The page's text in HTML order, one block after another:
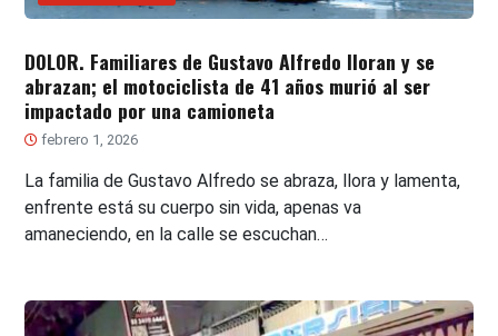
DOLOR. Familiares de Gustavo Alfredo lloran y se
abrazan; el motociclista de 41 años murió al ser
impactado por una camioneta
febrero 1, 2026
La familia de Gustavo Alfredo se abraza, llora y lamenta,
enfrente está su cuerpo sin vida, apenas va
amaneciendo, en la calle se escuchan…